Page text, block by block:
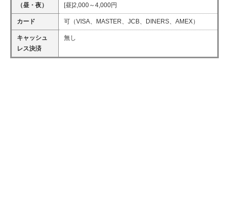
（昼・夜）
[昼]2,000～4,000円
カード 可（VISA、MASTER、JCB、DINERS、AMEX）
キャッシュ
レス決済
無し